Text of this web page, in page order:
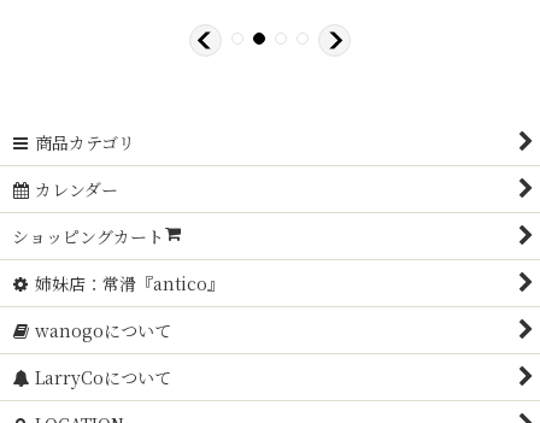
商品カテゴリ
カレンダー
ショッピングカート
姉妹店：常滑『antico』
wanogoについて
LarryCoについて